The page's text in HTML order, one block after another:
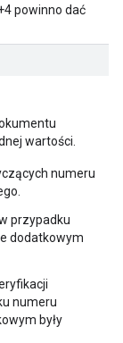
powinno dać
wartości.
numeru
przypadku
dodatkowym
numeru
były